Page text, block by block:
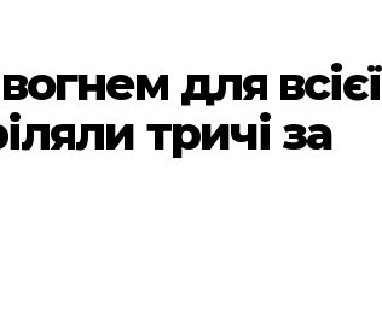
для всієї
тричі за